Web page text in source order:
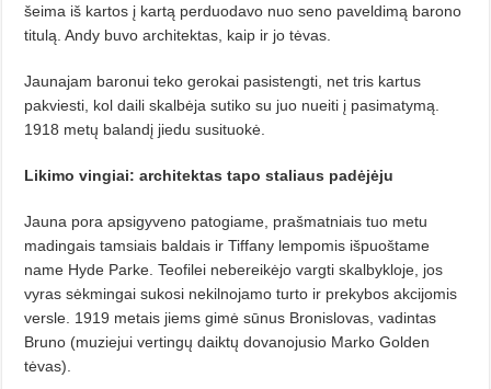
šeima iš kartos į kartą perduodavo nuo seno paveldimą barono
titulą. Andy buvo architektas, kaip ir jo tėvas.
Jaunajam baronui teko gerokai pasistengti, net tris kartus
pakviesti, kol daili skalbėja sutiko su juo nueiti į pasimatymą.
1918 metų balandį jiedu susituokė.
Likimo vingiai: architektas tapo staliaus padėjėju
Jauna pora apsigyveno patogiame, prašmatniais tuo metu
madingais tamsiais baldais ir Tiffany lempomis išpuoštame
name Hyde Parke. Teofilei nebereikėjo vargti skalbykloje, jos
vyras sėkmingai sukosi nekilnojamo turto ir prekybos akcijomis
versle. 1919 metais jiems gimė sūnus Bronislovas, vadintas
Bruno (muziejui vertingų daiktų dovanojusio Marko Golden
tėvas).